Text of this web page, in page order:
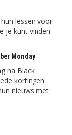
lessen voor
je kunt vinden
​​​​Monday
na Black
kortingen
nieuws met